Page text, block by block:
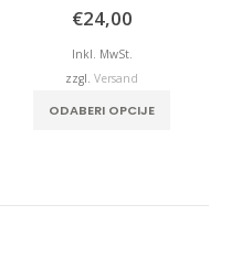
0von 5
€24,00
Inkl. MwSt.
zzgl. Versand
ODABERI OPCIJE